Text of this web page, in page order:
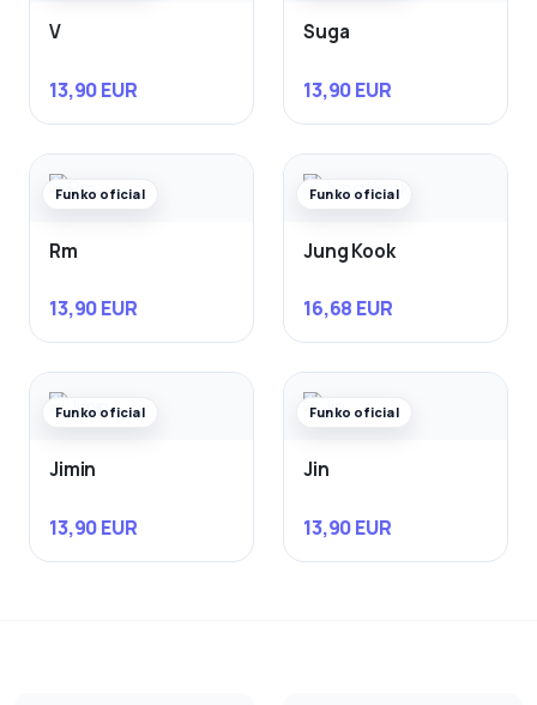
V
13,90 EUR
Suga
13,90 EUR
Funko oficial
Rm
13,90 EUR
Funko oficial
Jung Kook
16,68 EUR
Funko oficial
Jimin
13,90 EUR
Funko oficial
Jin
13,90 EUR